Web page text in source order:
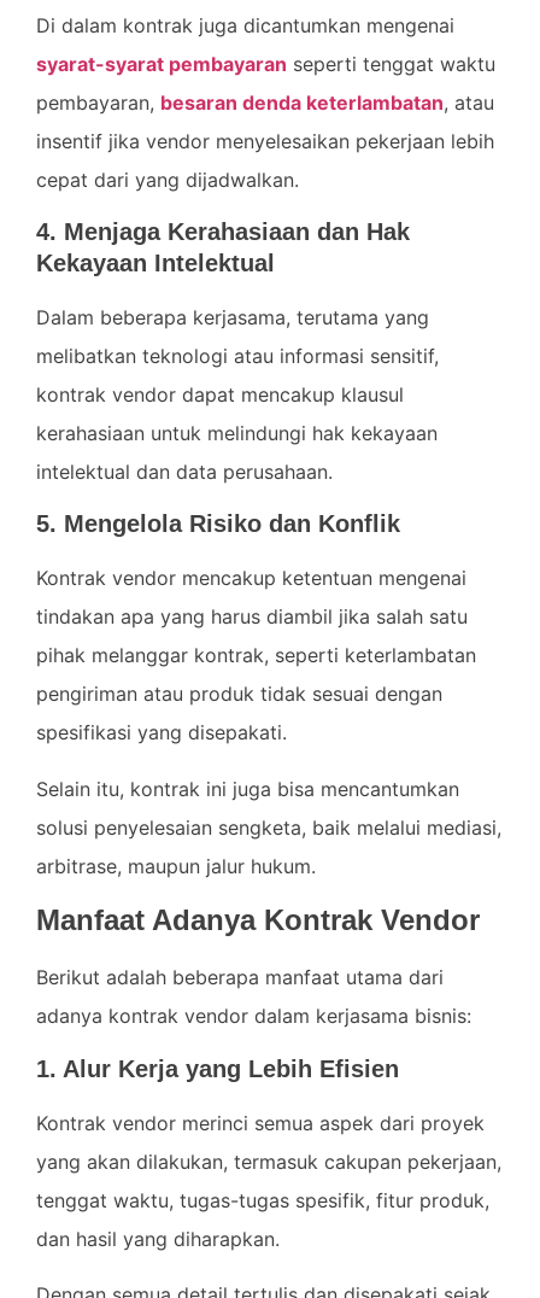
Di dalam kontrak juga dicantumkan mengenai
syarat-syarat pembayaran seperti tenggat waktu
pembayaran, besaran denda keterlambatan, atau
insentif jika vendor menyelesaikan pekerjaan lebih
cepat dari yang dijadwalkan.
4. Menjaga Kerahasiaan dan Hak
Kekayaan Intelektual
Dalam beberapa kerjasama, terutama yang
melibatkan teknologi atau informasi sensitif,
kontrak vendor dapat mencakup klausul
kerahasiaan untuk melindungi hak kekayaan
intelektual dan data perusahaan.
5. Mengelola Risiko dan Konflik
Kontrak vendor mencakup ketentuan mengenai
tindakan apa yang harus diambil jika salah satu
pihak melanggar kontrak, seperti keterlambatan
pengiriman atau produk tidak sesuai dengan
spesifikasi yang disepakati.
Selain itu, kontrak ini juga bisa mencantumkan
solusi penyelesaian sengketa, baik melalui mediasi,
arbitrase, maupun jalur hukum.
Manfaat Adanya Kontrak Vendor
Berikut adalah beberapa manfaat utama dari
adanya kontrak vendor dalam kerjasama bisnis:
1. Alur Kerja yang Lebih Efisien
Kontrak vendor merinci semua aspek dari proyek
yang akan dilakukan, termasuk cakupan pekerjaan,
tenggat waktu, tugas-tugas spesifik, fitur produk,
dan hasil yang diharapkan.